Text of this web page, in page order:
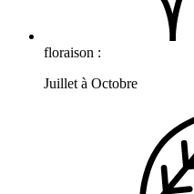
floraison :
Juillet à Octobre